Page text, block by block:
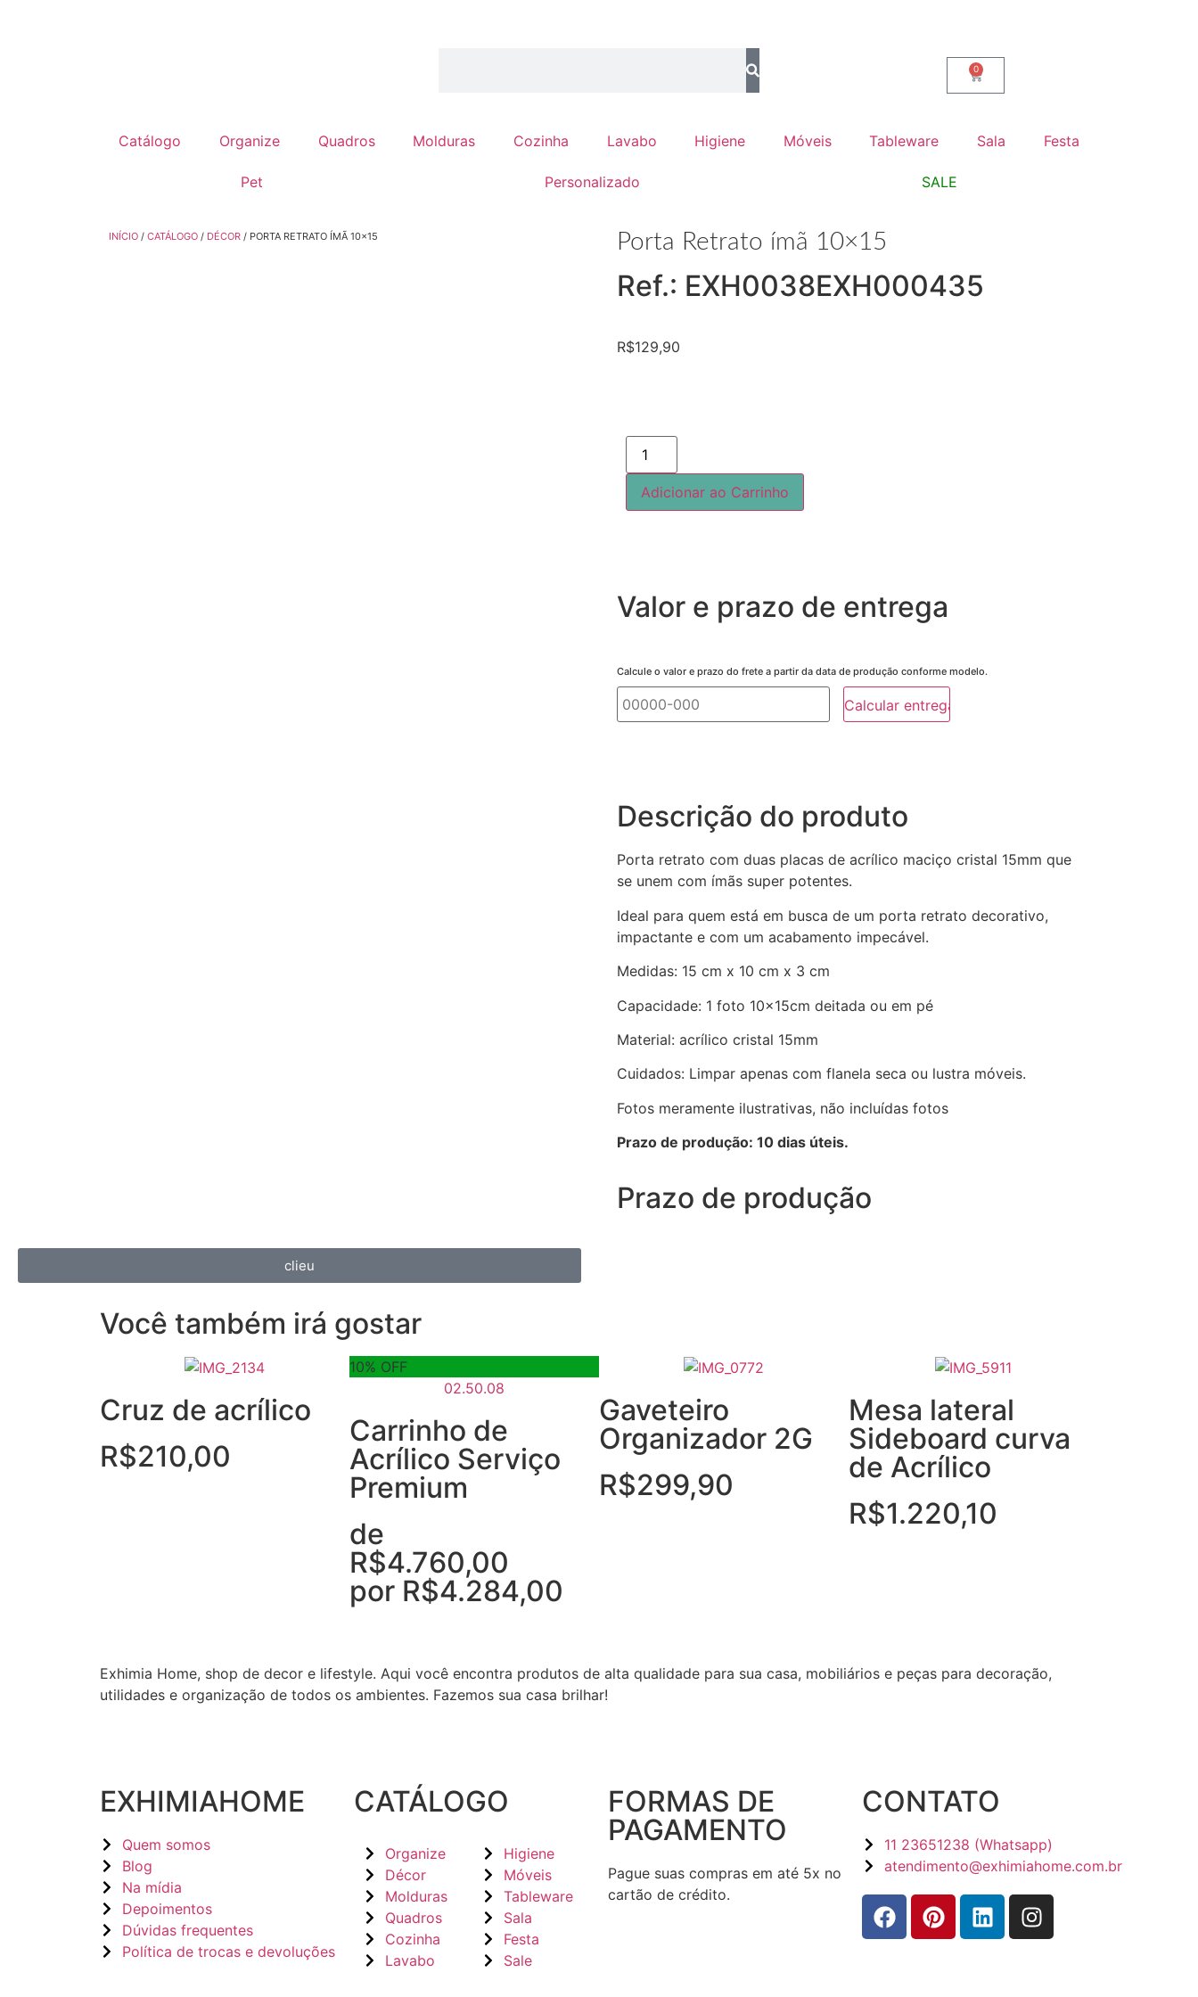
0
Catálogo Organize Quadros Molduras Cozinha Lavabo Higiene Móveis Tableware Sala Festa
Pet Personalizado SALE
INÍCIO / CATÁLOGO / DÉCOR / PORTA RETRATO ÍMÃ 10×15 Porta Retrato ímã 10×15
Ref.: EXH0038EXH000435
R$129,90
Adicionar ao Carrinho
Valor e prazo de entrega
Calcule o valor e prazo do frete a partir da data de produção conforme modelo.
Descrição do produto
Porta retrato com duas placas de acrílico maciço cristal 15mm que
se unem com ímãs super potentes.
Ideal para quem está em busca de um porta retrato decorativo,
impactante e com um acabamento impecável.
Medidas: 15 cm x 10 cm x 3 cm
Capacidade: 1 foto 10x15cm deitada ou em pé
Material: acrílico cristal 15mm
Cuidados: Limpar apenas com flanela seca ou lustra móveis.
Fotos meramente ilustrativas, não incluídas fotos
Prazo de produção: 10 dias úteis.
Prazo de produção
clieu
Você também irá gostar
Cruz de acrílico
R$210,00
10% OFF
Carrinho de
Acrílico Serviço
Premium
de
R$4.760,00
por R$4.284,00
Gaveteiro
Organizador 2G
R$299,90
Mesa lateral
Sideboard curva
de Acrílico
R$1.220,10
Exhimia Home, shop de decor e lifestyle. Aqui você encontra produtos de alta qualidade para sua casa, mobiliários e peças para decoração,
utilidades e organização de todos os ambientes. Fazemos sua casa brilhar!
EXHIMIAHOME
Quem somos
Blog
Na mídia
Depoimentos
Dúvidas frequentes
Política de trocas e devoluções
CATÁLOGO
Organize
Décor
Molduras
Quadros
Cozinha
Lavabo
Higiene
Móveis
Tableware
Sala
Festa
Sale
FORMAS DE
PAGAMENTO
Pague suas compras em até 5x no
cartão de crédito.
CONTATO
11 23651238 (Whatsapp)
atendimento@exhimiahome.com.br